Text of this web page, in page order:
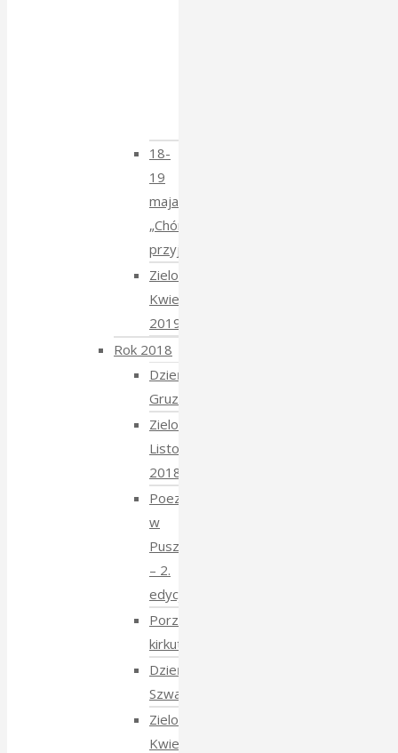
18-
19
maja
„Chór
przyjechał”
Zielony
Kwiecień
2019
Rok 2018
Dzień
Gruziński
Zielony
Listopad
2018
Poezja
w
Puszczy
– 2.
edycja
Porządkowanie
kirkutu
Dzień
Szwajcarski
Zielony
Kwiecień